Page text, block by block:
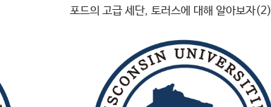
포드의 고급 세단, 토러스에 대해 알아보자(2)